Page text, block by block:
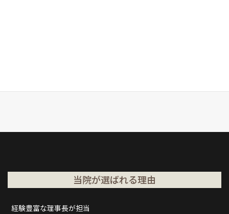
当院が選ばれる理由
経験豊富な理事長が担当